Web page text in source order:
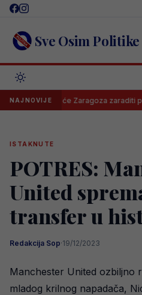
Skip
content Sve Osim Politike
NAJNOVIJE
koliko će Zaragoza zaraditi
ISTAKNUTE
POTRES:
United
transfer u
Redakcija Sop·19/12/2023
Manchester United ozbiljno
mladog krilnog napadača,